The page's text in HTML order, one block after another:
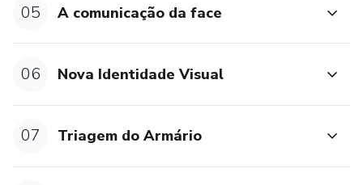
05 A comunicação da face
06 Nova Identidade Visual
07 Triagem do Armário